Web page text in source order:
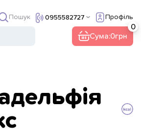
Пошук 0955582727 Профіль
Сума:0